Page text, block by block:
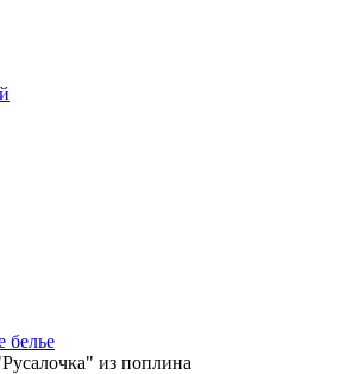
белье
из поплина